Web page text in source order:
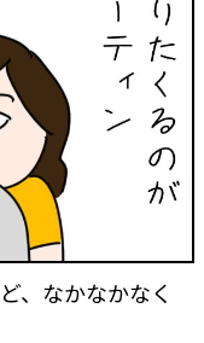
、なかなかなく